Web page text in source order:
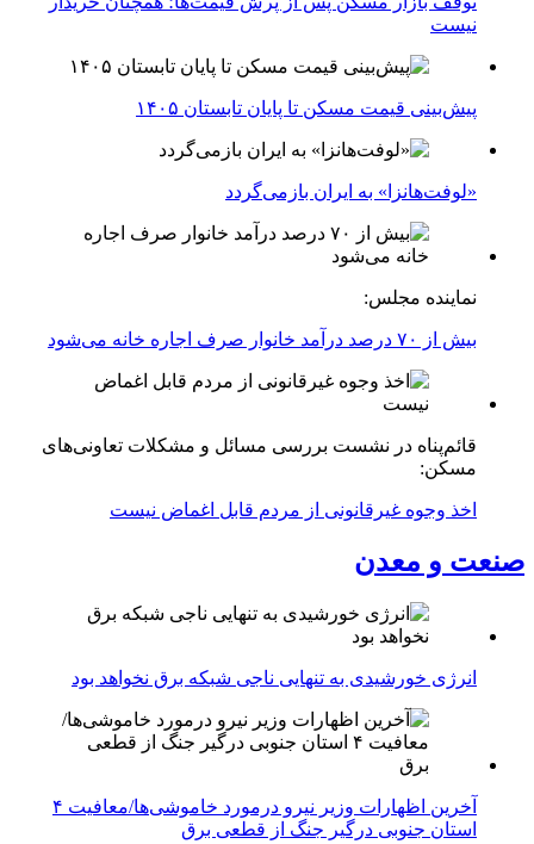
نیست
پیش‌بینی قیمت مسکن تا پایان تابستان ۱۴۰۵
«لوفت‌هانزا» به ایران بازمی‌گردد
نماینده مجلس:
بیش از ۷۰ درصد درآمد خانوار صرف اجاره خانه می‌شود
قائم‌پناه در نشست بررسی مسائل و مشکلات تعاونی‌های
مسکن:
اخذ وجوه غیرقانونی از مردم قابل اغماض نیست
صنعت و معدن
انرژی خورشیدی به تنهایی ناجی شبکه برق نخواهد بود
آخرین اظهارات وزیر نیرو درمورد خاموشی‌ها/معافیت ۴
استان جنوبی درگیر جنگ از قطعی برق